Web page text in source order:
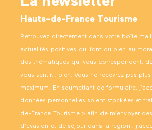
Hauts-de-France Tourisme
Retrouvez directement dans votre boîte
actualités positives qui font du bien au
des thématiques qui vous correspondent,
vous sentir… bien. Vous ne recevrez pas
maximum. En soumettant ce formulaire,
données personnelles soient stockées et
de-France Tourisme » afin de m’envoyer
d’évasion et de séjour dans la région ;